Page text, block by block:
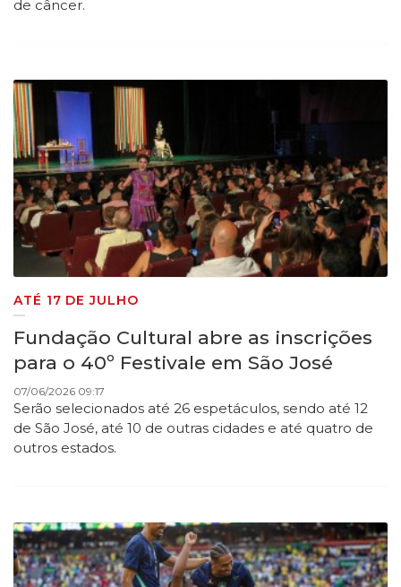
de câncer.
ATÉ 17 DE JULHO
Fundação Cultural abre as inscrições
para o 40º Festivale em São José
07/06/2026 09:17
Serão selecionados até 26 espetáculos, sendo até 12
de São José, até 10 de outras cidades e até quatro de
outros estados.